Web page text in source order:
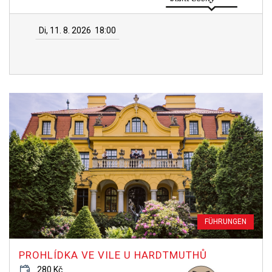
Di, 11. 8. 2026 18:00
FÜHRUNGEN
PROHLÍDKA VE VILE U HARDTMUTHŮ
280 Kč